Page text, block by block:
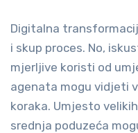
Digitalna
i skup proces. No,
mjerljive koristi od
agenata mogu vidjeti
koraka. Umjesto
srednja poduzeća